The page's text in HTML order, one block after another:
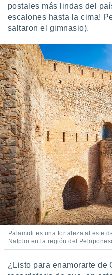
postales más lindas del
escalones hasta la cima!
saltaron el gimnasio).
Palamidi es una fortaleza al este
Nafplio en la región del
¿Listo para enamorarte de